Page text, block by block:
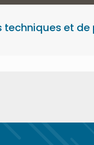
techniques et